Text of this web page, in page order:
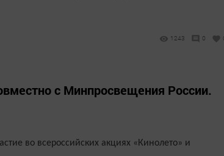
1243 0
с Минпросвещения России.
во всероссийских акциях «Кинолето» и